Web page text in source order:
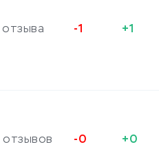
отзыва -1 +1
отзывов -0 +0